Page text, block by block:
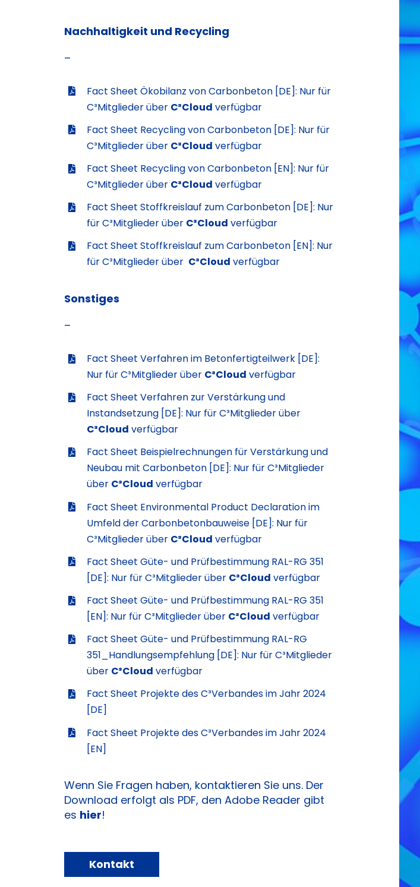
Nachhaltigkeit und Recycling
–
Fact Sheet Ökobilanz von Carbonbeton [DE]: Nur für
C³Mitglieder über C³Cloud verfügbar
Fact Sheet Recycling von Carbonbeton [DE]: Nur für
C³Mitglieder über C³Cloud verfügbar
Fact Sheet Recycling von Carbonbeton [EN]: Nur für
C³Mitglieder über C³Cloud verfügbar
Fact Sheet Stoffkreislauf zum Carbonbeton [DE]: Nur
für C³Mitglieder über C³Cloud verfügbar
Fact Sheet Stoffkreislauf zum Carbonbeton [EN]: Nur
für C³Mitglieder über C³Cloud verfügbar
Sonstiges
–
Fact Sheet Verfahren im Betonfertigteilwerk [DE]:
Nur für C³Mitglieder über C³Cloud verfügbar
Fact Sheet Verfahren zur Verstärkung und
Instandsetzung [DE]: Nur für C³Mitglieder über
C³Cloud verfügbar
Fact Sheet Beispielrechnungen für Verstärkung und
Neubau mit Carbonbeton [DE]: Nur für C³Mitglieder
über C³Cloud verfügbar
Fact Sheet Environmental Product Declaration im
Umfeld der Carbonbetonbauweise [DE]: Nur für
C³Mitglieder über C³Cloud verfügbar
Fact Sheet Güte- und Prüfbestimmung RAL-RG 351
[DE]: Nur für C³Mitglieder über C³Cloud verfügbar
Fact Sheet Güte- und Prüfbestimmung RAL-RG 351
[EN]: Nur für C³Mitglieder über C³Cloud verfügbar
Fact Sheet Güte- und Prüfbestimmung RAL-RG
351_Handlungsempfehlung [DE]: Nur für C³Mitglieder
über C³Cloud verfügbar
Fact Sheet Projekte des C³Verbandes im Jahr 2024
[DE]
Fact Sheet Projekte des C³Verbandes im Jahr 2024
[EN]
Wenn Sie Fragen haben, kontaktieren Sie uns. Der
Download erfolgt als PDF, den Adobe Reader gibt
es hier!
Kontakt